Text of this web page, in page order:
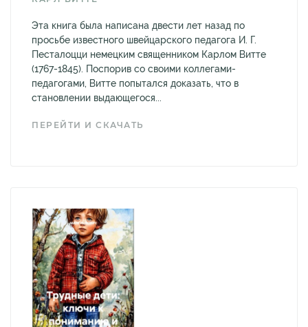
Эта книга была написана двести лет назад по
просьбе известного швейцарского педагога И. Г.
Песталоцци немецким священником Карлом Витте
(1767-1845). Поспорив со своими коллегами-
педагогами, Витте попытался доказать, что в
становлении выдающегося...
ПЕРЕЙТИ И СКАЧАТЬ